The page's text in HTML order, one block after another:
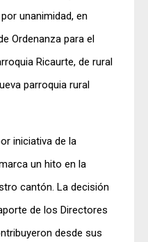
unanimidad, en
Ordenanza para el
Ricaurte, de rural
parroquia rural
iniciativa de la
un hito en la
cantón. La decisión
de los Directores
desde sus